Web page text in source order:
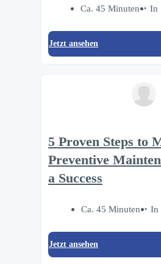
Ca. 45 Minuten In
Jetzt ansehen
5 Proven Steps to
Preventive
a Success
Ca. 45 Minuten In
Jetzt ansehen